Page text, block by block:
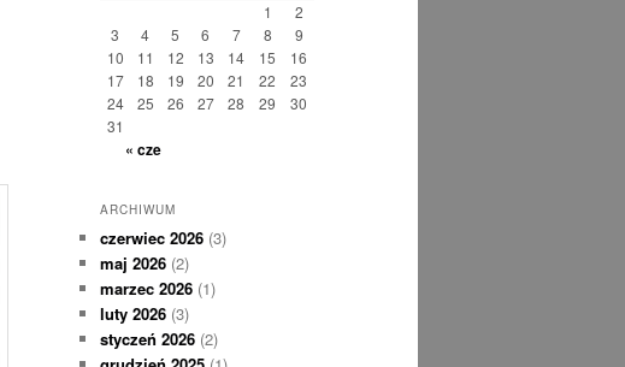
1
2
3
4 5 6 7 8
9
10
11 12 13 14 15
16
17
18 19 20 21 22
23
24
25 26 27 28 29
30
31
« cze
ARCHIWUM
czerwiec 2026 (3)
maj 2026 (2)
marzec 2026 (1)
luty 2026 (3)
styczeń 2026 (2)